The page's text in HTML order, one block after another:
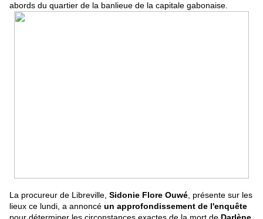
abords du quartier de la banlieue de la capitale gabonaise.
La procureur de Libreville, Sidonie Flore Ouwé , présente sur les
lieux ce lundi, a annoncé un approfondissement de l'enquête